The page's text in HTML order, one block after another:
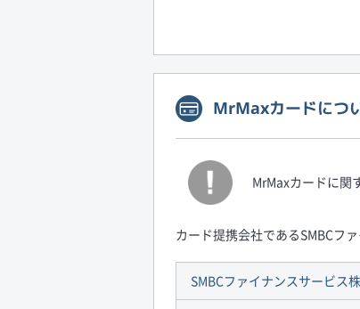
MrMaxカードにつ
MrMaxカードに関
カード提携会社であるSMBCフ
SMBCファイナンスサービス